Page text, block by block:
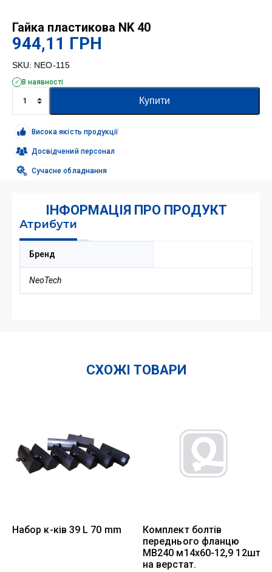
Гайка пластикова NK 40
944,11 ГРН
SKU: NEO-115
В наявності
пластикова
NK
40
кількість
Купити
Висока якість продукції
Досвідчений персонал
Сучасне обладнання
ІНФОРМАЦІЯ ПРО ПРОДУКТ
Атрибути
Бренд
NeoTech
СХОЖІ ТОВАРИ
Набор к-ків 39 L 70 mm
Комплект болтів
переднього фланцю
MB240 м14х60-12,9 12шт
на верстат.